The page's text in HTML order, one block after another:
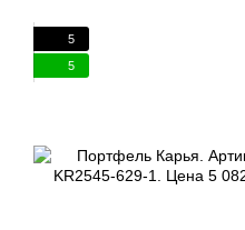
5
5